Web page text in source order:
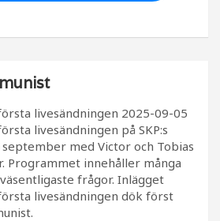
livesändningen 2025-09-05
livesändningen på SKP:s
med Victor och Tobias
Programmet innehåller många
frågor. Inlägget
livesändningen dök först